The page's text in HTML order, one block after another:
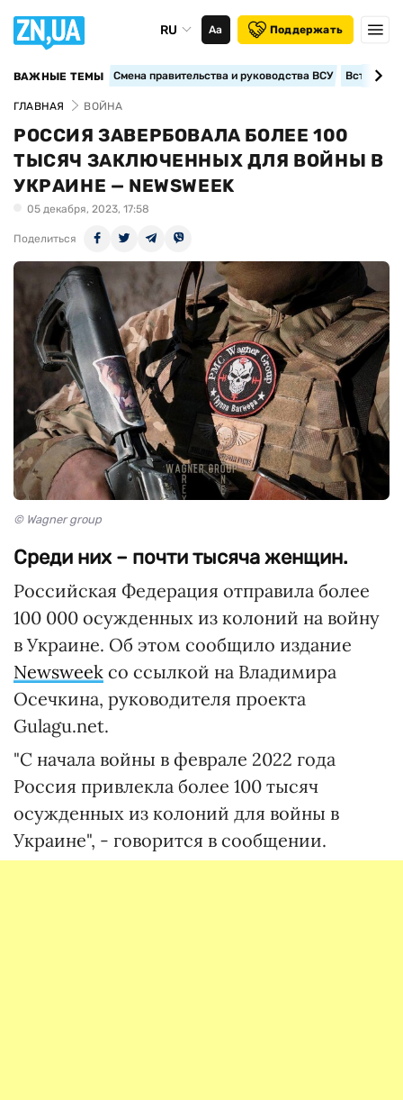
RU Аа Поддержать
ВАЖНЫЕ ТЕМЫ Смена правительства и руководства ВСУ
ГЛАВНАЯ ВОЙНА
РОССИЯ ЗАВЕРБОВАЛА БОЛЕЕ 100
ТЫСЯЧ ЗАКЛЮЧЕННЫХ ДЛЯ ВОЙНЫ В
УКРАИНЕ — NEWSWEEK
05 декабря, 2023, 17:58
Поделиться
© Wagner group
Среди них – почти тысяча женщин.
Российская Федерация отправила более
100 000 осужденных из колоний на войну
в Украине. Об этом сообщило издание
Newsweek со ссылкой на Владимира
Осечкина, руководителя проекта
Gulagu.net.
"С начала войны в феврале 2022 года
Россия привлекла более 100 тысяч
осужденных из колоний для войны в
Украине", - говорится в сообщении.